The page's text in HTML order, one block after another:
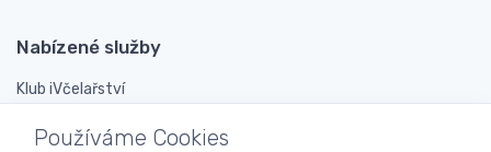
Nabízené služby
Klub iVčelařství
Používáme Cookies